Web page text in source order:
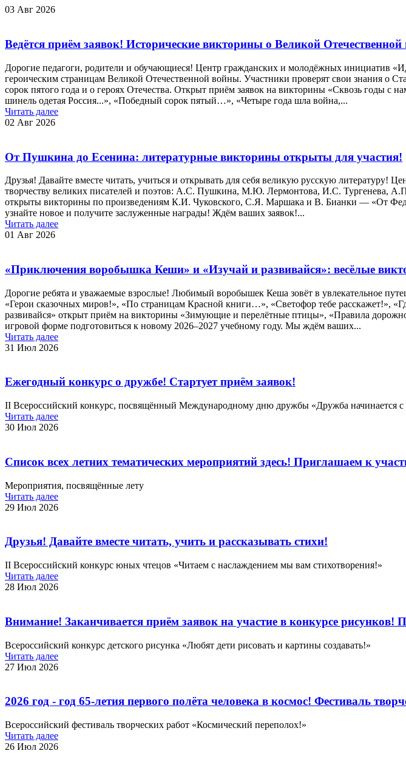
03 Авг 2026
Ведётся приём заявок! Исторические викторины о Великой
Дорогие педагоги, родители и обучающиеся! Центр гражданских и молодёжных инициатив
героическим страницам Великой Отечественной войны. Участники проверят свои знания о
сорок пятого года и о героях Отечества. Открыт приём заявок на викторины «Сквозь
шинель одетая Россия...», «Победный сорок пятый…», «Четыре года шла война,...
Читать далее
02 Авг 2026
От Пушкина до Есенина: литературные викторины открыты для участия!
Друзья! Давайте вместе читать, учиться и открывать для себя великую русскую
творчеству великих писателей и поэтов: А.С. Пушкина, М.Ю. Лермонтова, И.С. Тургенева,
открыты викторины по произведениям К.И. Чуковского, С.Я. Маршака и В. Бианки — «От
узнайте новое и получите заслуженные награды! Ждём ваших заявок!...
Читать далее
01 Авг 2026
«Приключения воробышка Кеши» и «Изучай и развивайся»: весёлые
Дорогие ребята и уважаемые взрослые! Любимый воробышек Кеша зовёт в увлекательное
«Герои сказочных миров!», «По страницам Красной книги…», «Светофор тебе расскажет!»,
развивайся» открыт приём на викторины «Зимующие и перелётные птицы», «Правила
игровой форме подготовиться к новому 2026–2027 учебному году. Мы ждём ваших...
Читать далее
31 Июл 2026
Ежегодный конкурс о дружбе! Стартует приём заявок!
II Всероссийский конкурс, посвящённый Международному дню дружбы «Дружба начинается
Читать далее
30 Июл 2026
Список всех летних тематических мероприятий здесь! Приглашаем к
Мероприятия, посвящённые лету
Читать далее
29 Июл 2026
Друзья! Давайте вместе читать, учить и рассказывать стихи!
II Всероссийский конкурс юных чтецов «Читаем с наслаждением мы вам стихотворения!»
Читать далее
28 Июл 2026
Внимание! Заканчивается приём заявок на участие в конкурсе
Всероссийский конкурс детского рисунка «Любят дети рисовать и картины создавать!»
Читать далее
27 Июл 2026
2026 год - год 65-летия первого полёта человека в космос! Фестиваль
Всероссийский фестиваль творческих работ «Космический переполох!»
Читать далее
26 Июл 2026